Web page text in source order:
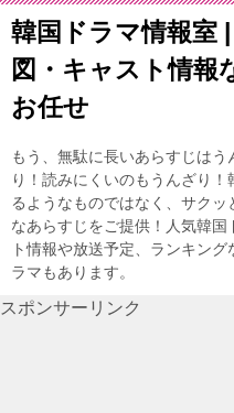
韓国ドラマ情報室
図・キャスト情報
お任せ
もう、無駄に長いあらすじは
り！読みにくいのもうんざり
るようなものではなく、サク
なあらすじをご提供！人気韓
ト情報や放送予定、ランキン
ラマもあります。
スポンサーリンク